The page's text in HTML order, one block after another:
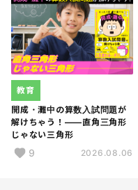
開成・灘中の算数入試問題が
解けちゃう！――直角三角形
じゃない三角形
教育
9 2026.08.06